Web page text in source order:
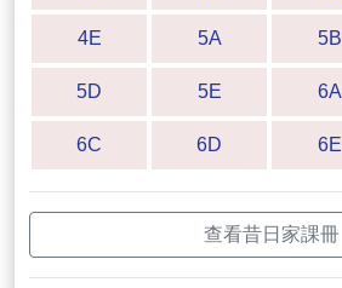
4E 5A 5B
5D 5E 6A
6C 6D 6E
查看昔日家課冊